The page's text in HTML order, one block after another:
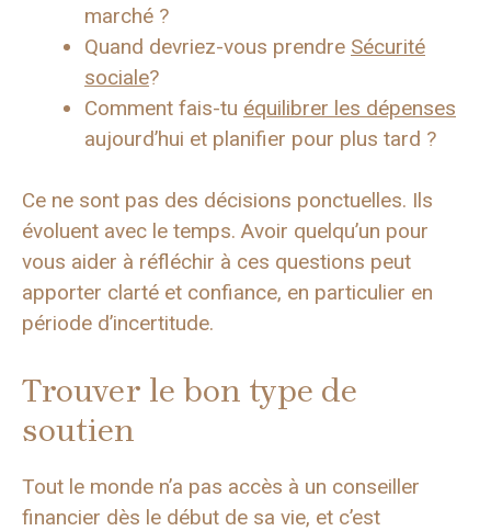
marché ?
Quand devriez-vous prendre Sécurité
sociale?
Comment fais-tu équilibrer les dépenses
aujourd’hui et planifier pour plus tard ?
Ce ne sont pas des décisions ponctuelles. Ils
évoluent avec le temps. Avoir quelqu’un pour
vous aider à réfléchir à ces questions peut
apporter clarté et confiance, en particulier en
période d’incertitude.
Trouver le bon type de
soutien
Tout le monde n’a pas accès à un conseiller
financier dès le début de sa vie, et c’est